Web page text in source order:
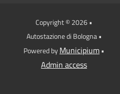
Copyright © 2026 •
Autostazione di Bologna •
Powered byMunicipium•
Admin access